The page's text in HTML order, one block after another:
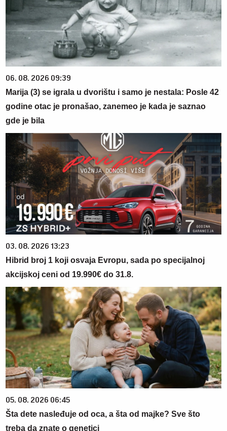
06. 08. 2026 09:39
Marija (3) se igrala u dvorištu i samo je nestala: Posle 42
godine otac je pronašao, zanemeo je kada je saznao
gde je bila
03. 08. 2026 13:23
Hibrid broj 1 koji osvaja Evropu, sada po specijalnoj
akcijskoj ceni od 19.990€ do 31.8.
05. 08. 2026 06:45
Šta dete nasleđuje od oca, a šta od majke? Sve što
treba da znate o genetici